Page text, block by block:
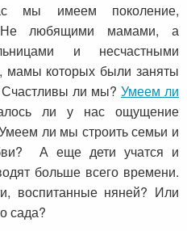
мы имеем поколение,
Не любящими мамами, а
и несчастными
мамы которых были заняты
Счастливы ли мы? Умеем ли
ли у нас ощущение
ли мы строить семьи и
А еще дети учатся и
больше всего времени.
воспитанные няней? Или
сада?